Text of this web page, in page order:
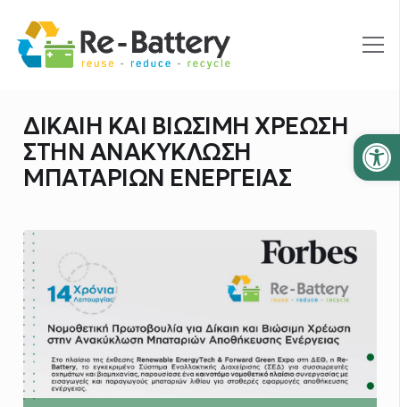
ΔΙΚΑΙΗ ΚΑΙ ΒΙΩΣΙΜΗ ΧΡΕΩΣΗ
ΣΤΗΝ ΑΝΑΚΥΚΛΩΣΗ
ΜΠΑΤΑΡΙΩΝ ΕΝΕΡΓΕΙΑΣ